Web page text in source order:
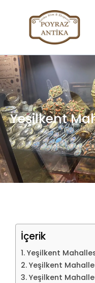
Yeşilkent
İçerik
Yeşilkent
Yeşilkent
Yeşilkent